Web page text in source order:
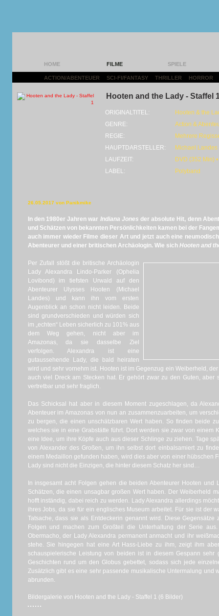
HOME FILME SPIELE
ACTION/ABENTEUER SCI-FI/FANTASY THRILLER HORROR
Hooten and the Lady - Staffel
ORIGINALTITEL:
Hooten & the
GENRE:
Action &
REGIE:
Mehrere
HAUPTDARSTELLER:
Michael Landes
LAUFZEIT:
DVD (352 Min)
LABEL:
Polyband
26.05.2017 von Panikmike
In den 1980er Jahren war Indiana Jonesder absolute Hit, denn
und Schätzen von bekannten Persönlichkeiten kamen bei der
auch immer wieder Filme dieser Art und jetzt auch eine
Abenteurer und einer britischen Archäologin. Wie sich Hooten and
Per Zufall stößt die britische Archäologin
Lady Alexandra Lindo-Parker (Ophelia
Lovibond) im tiefsten Urwald auf den
Abenteurer Ulysses Hooten (Michael
Landes) und kann ihn vom ersten
Augenblick an schon nicht leiden. Beide
sind grundverschieden und würden sich
im „echten“ Leben sicherlich zu 101% aus
dem Weg gehen, nicht aber im
Amazonas, da sie dasselbe Ziel
verfolgen. Alexandra ist eine
gutaussehende Lady, die bald heiraten
wird und sehr vornehm ist. Hooten ist im Gegenzug ein Weiberheld,
auch viel Dreck am Stecken hat. Er gehört zwar zu den Guten, aber
vertretbar und sehr fraglich.
Das Schicksal hat aber in diesem Moment zugeschlagen, da
Abenteuer im Amazonas von nun an zusammenzuarbeiten, um
zu bergen, die einen unschätzbaren Wert haben. So finden beide
welches sie in eine Grabstätte führt. Dort werden sie zwar von einem
eine Idee, um ihre Köpfe auch aus dieser Schlinge zu ziehen. Tage
von Alexander des Großen, um ihn selbst dort einbalsamiert zu
einem Medaillon gefunden haben, wird dies aber von einer hübschen
Lady sind nicht die Einzigen, die hinter diesem Schatz her sind…
In insgesamt acht Folgen gehen die beiden Abenteurer Hooten und
Schätzen, die einen unsagbar großen Wert haben. Der Weiberheld
hofft inständig, dabei reich zu werden. Lady Alexandra allerdings
ihres Jobs, da sie für ein englisches Museum arbeitet. Für sie ist der
Tatsache, dass sie als Entdeckerin genannt wird. Diese
Folgen und machen zum Großteil die Unterhaltung der Serie
Obermacho, der Lady Alexandra permanent anmacht und ihr
stehe. Sie hingegen hat eine Art Hass-Liebe zu ihm, zeigt ihm
schauspielerische Leistung von beiden ist in diesem Gespann
Geschichten rund um den Globus gebettet, sodass sich jede
Zusätzlich gibt es eine sehr passende musikalische Untermalung und
abrunden.
Bildergalerie von Hooten and the Lady - Staffel 1 (6 Bilder)